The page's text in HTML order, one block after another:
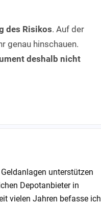
des Risikos. Auf der
genau hinschauen.
deshalb nicht
unterstützen
Depotanbieter in
vielen Jahren befasse ich